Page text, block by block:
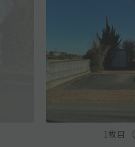
1 枚目 （